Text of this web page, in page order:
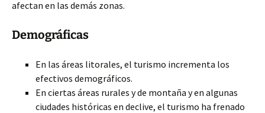
afectan en las demás zonas.
Demográficas
En las áreas litorales, el turismo incrementa los
efectivos demográficos.
En ciertas áreas rurales y de montaña y en algunas
ciudades históricas en declive, el turismo ha frenado